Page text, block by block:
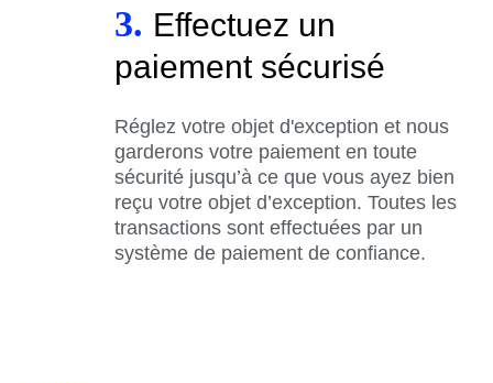
3. Effectuez un
paiement sécurisé
Réglez votre objet d'exception et nous
garderons votre paiement en toute
sécurité jusqu’à ce que vous ayez bien
reçu votre objet d’exception. Toutes les
transactions sont effectuées par un
système de paiement de confiance.